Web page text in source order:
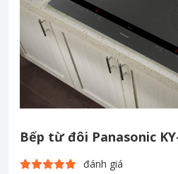
Bếp từ đôi Panasonic
đánh giá